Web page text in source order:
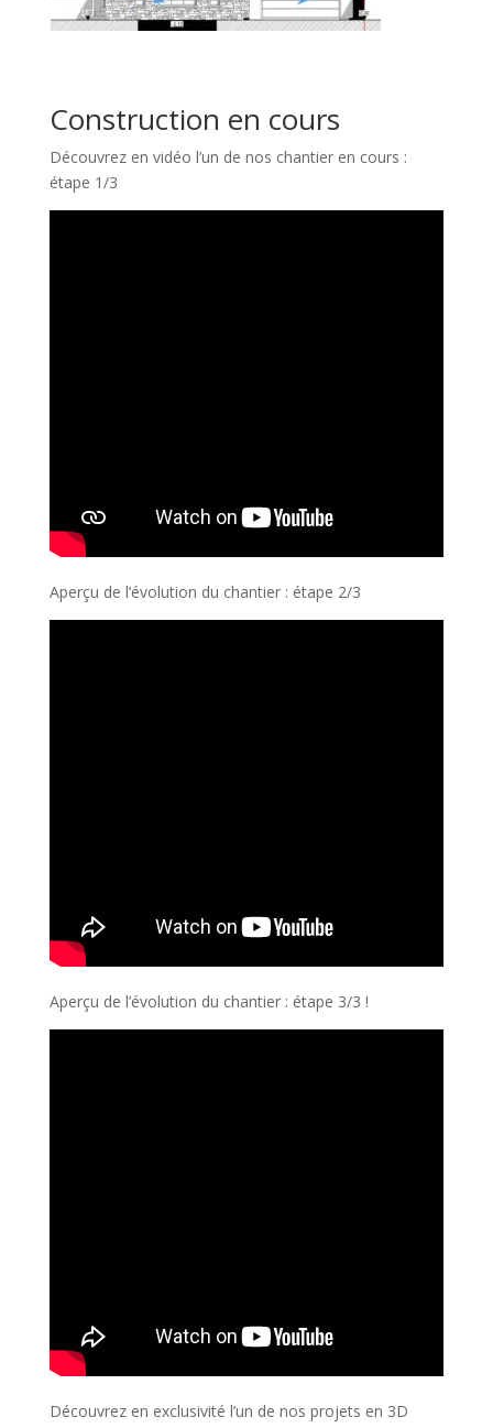
Construction en cours
Découvrez en vidéo l’un de nos chantier en cours :
étape 1/3
Aperçu de l’évolution du chantier : étape 2/3
Aperçu de l’évolution du chantier : étape 3/3 !
Découvrez en exclusivité l’un de nos projets en 3D